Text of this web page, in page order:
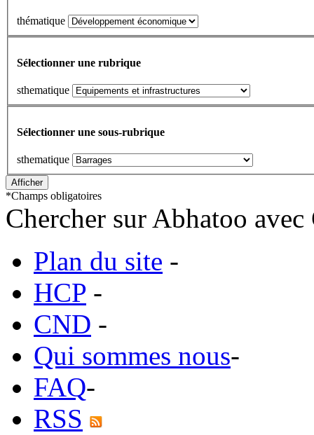
thématique
Sélectionner une rubrique
sthematique
Sélectionner une sous-rubrique
sthematique
*Champs obligatoires
Chercher sur Abhatoo
Plan du site -
HCP -
CND -
Qui sommes nous-
FAQ-
RSS